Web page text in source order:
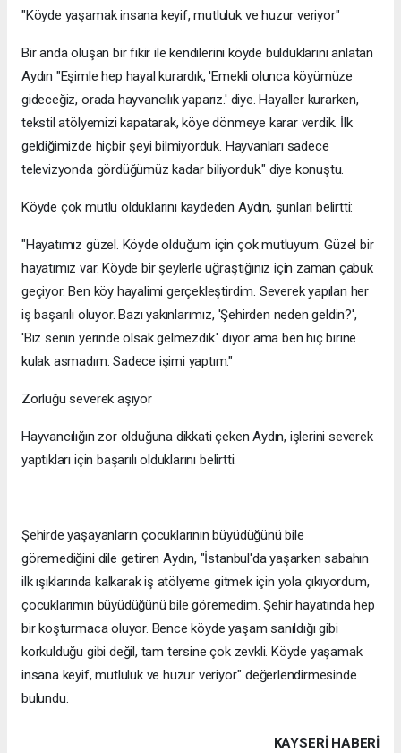
"Köyde yaşamak insana keyif, mutluluk ve huzur veriyor"
Bir anda oluşan bir fikir ile kendilerini köyde bulduklarını anlatan
Aydın "Eşimle hep hayal kurardık, 'Emekli olunca köyümüze
gideceğiz, orada hayvancılık yaparız.' diye. Hayaller kurarken,
tekstil atölyemizi kapatarak, köye dönmeye karar verdik. İlk
geldiğimizde hiçbir şeyi bilmiyorduk. Hayvanları sadece
televizyonda gördüğümüz kadar biliyorduk." diye konuştu.
Köyde çok mutlu olduklarını kaydeden Aydın, şunları belirtti:
"Hayatımız güzel. Köyde olduğum için çok mutluyum. Güzel bir
hayatımız var. Köyde bir şeylerle uğraştığınız için zaman çabuk
geçiyor. Ben köy hayalimi gerçekleştirdim. Severek yapılan her
iş başarılı oluyor. Bazı yakınlarımız, 'Şehirden neden geldin?',
'Biz senin yerinde olsak gelmezdik.' diyor ama ben hiç birine
kulak asmadım. Sadece işimi yaptım."
Zorluğu severek aşıyor
Hayvancılığın zor olduğuna dikkati çeken Aydın, işlerini severek
yaptıkları için başarılı olduklarını belirtti.
Şehirde yaşayanların çocuklarının büyüdüğünü bile
göremediğini dile getiren Aydın, "İstanbul'da yaşarken sabahın
ilk ışıklarında kalkarak iş atölyeme gitmek için yola çıkıyordum,
çocuklarımın büyüdüğünü bile göremedim. Şehir hayatında hep
bir koşturmaca oluyor. Bence köyde yaşam sanıldığı gibi
korkulduğu gibi değil, tam tersine çok zevkli. Köyde yaşamak
insana keyif, mutluluk ve huzur veriyor." değerlendirmesinde
bulundu.
KAYSERI HABERİ